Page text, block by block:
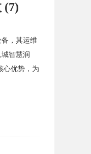
(7)
，其运维
智慧润
心优势，为